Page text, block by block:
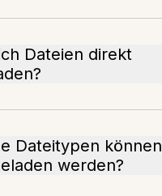
Dateien direkt
Dateitypen können
werden?